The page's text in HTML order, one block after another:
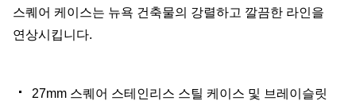
스퀘어 케이스는 뉴욕 건축물의 강렬하고 깔끔한 라인을
연상시킵니다.
27mm 스퀘어 스테인리스 스틸 케이스 및 브레이슬릿